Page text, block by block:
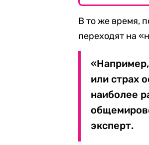
В то же время,
переходят на
или страх
наиболее
эксперт.